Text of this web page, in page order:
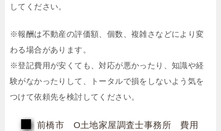
してください。
※報酬は不動産の評価額、個数、複雑さなどにより変
わる場合があります。
※登記費用が安くても、対応が悪かったり、知識や経
験がなかったりして、トータルで損をしないよう気を
つけて依頼先を検討してください。
前橋市 O土地家屋調査士事務所 費用